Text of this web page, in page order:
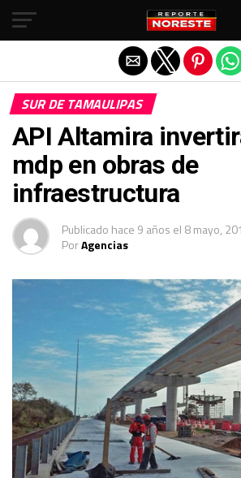
SUR DE TAMAULIPAS
API Altamira
mdp en obras de
infraestructura
Publicado hace 9 años el 8 mayo,
PorAgencias
Salir de la versión